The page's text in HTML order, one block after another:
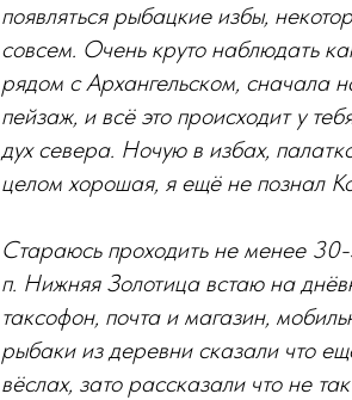
появляться рыбацкие избы,
совсем. Очень круто наблюдать
рядом с Архангельском, сначала
пейзаж, и всё это происходит у
дух севера. Ночую в избах,
целом хорошая, я ещё не познал
Стараюсь проходить не менее
п. Нижняя Золотица встаю на
таксофон, почта и магазин,
рыбаки из деревни сказали что
вёслах, зато рассказали что не